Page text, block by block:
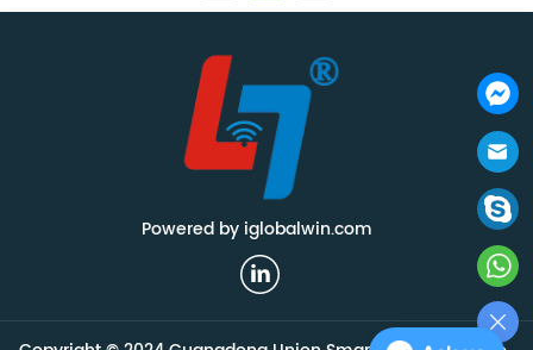
Powered by iglobalwin.com